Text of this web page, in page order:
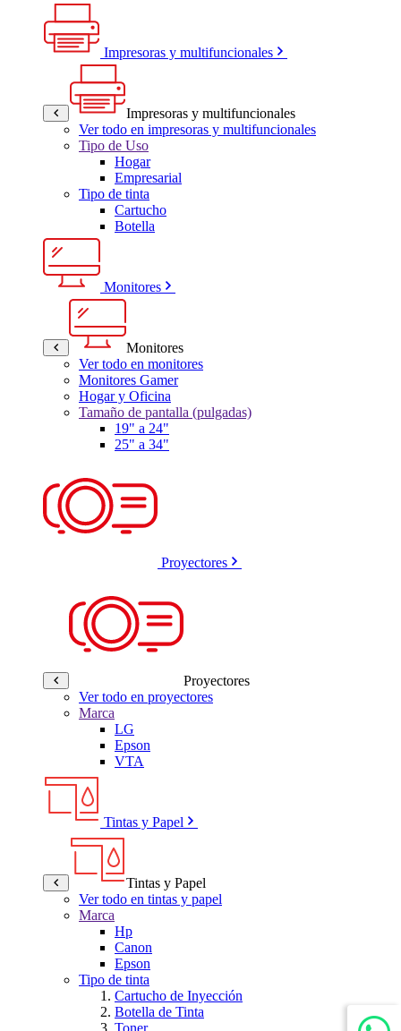
Impresoras y multifuncionales
Impresoras y multifuncionales
Ver todo en impresoras y multifuncionales
Tipo de Uso
Hogar
Empresarial
Tipo de tinta
Cartucho
Botella
Monitores
Monitores
Ver todo en monitores
Monitores Gamer
Hogar y Oficina
Tamaño de pantalla (pulgadas)
19" a 24"
25" a 34"
Proyectores
Proyectores
Ver todo en proyectores
Marca
LG
Epson
VTA
Tintas y Papel
Tintas y Papel
Ver todo en tintas y papel
Marca
Hp
Canon
Epson
Tipo de tinta
Cartucho de Inyección
Botella de Tinta
Toner